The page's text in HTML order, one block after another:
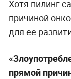
Хотя пилинг
причиной
для её
прямой